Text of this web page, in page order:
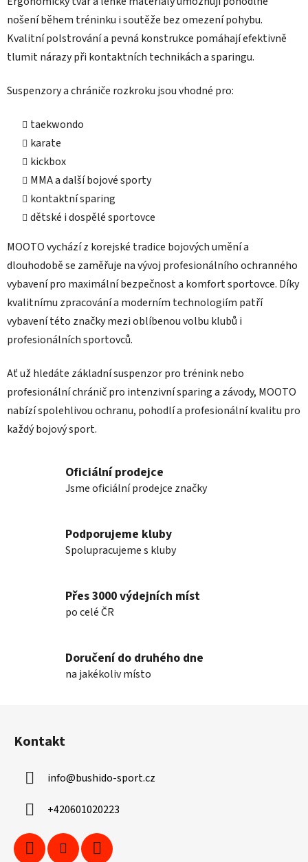
nošení během tréninku i soutěže bez omezení pohybu.
Kvalitní polstrování a pevná konstrukce pomáhají efektivně
tlumit nárazy při kontaktních technikách a sparingu.
Suspenzory a chrániče rozkroku jsou vhodné pro:
taekwondo
karate
kickbox
MMA a další bojové sporty
kontaktní sparing
dětské i dospělé sportovce
MOOTO vychází z korejské tradice bojových umění a
dlouhodobě se zaměřuje na vývoj profesionálního ochranného
vybavení pro maximální bezpečnost a komfort sportovce. Díky
kvalitnímu zpracování a moderním technologiím patří
vybavení této značky mezi oblíbenou volbu klubů i
profesionálních sportovců.
Ať už hledáte základní suspenzor pro trénink nebo
profesionální chránič pro intenzivní sparing a závody, MOOTO
nabízí spolehlivou ochranu, pohodlí a profesionální kvalitu pro
každý bojový sport.
Oficiální prodejce
Jsme oficiální prodejce značky
Podporujeme kluby
Spolupracujeme s kluby
Přes 3000 výdejních míst
po celé ČR
Doručení do druhého dne
na jakékoliv místo
Kontakt
info@bushido-sport.cz
+420601020223